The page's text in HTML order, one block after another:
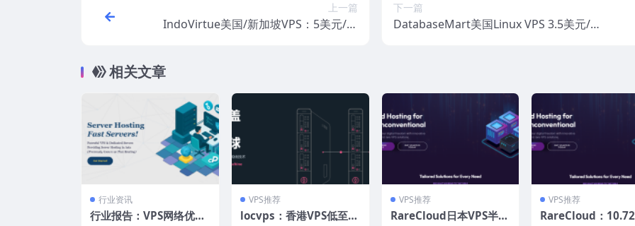
上一篇
IndoVirtue美国/新加坡VPS：5美元/月
下一篇
DatabaseMart美国Linux VPS 3.5美元/
相关文章
行业资讯
行业报告：VPS网络优化
VPS推荐
locvps：香港VPS低至8
VPS推荐
RareCloud日本VPS半
VPS推荐
RareCloud：